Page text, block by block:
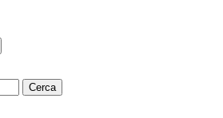
Cerca